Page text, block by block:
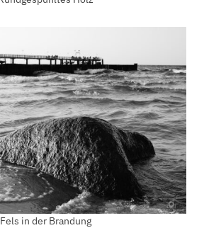
Fels in der Brandung